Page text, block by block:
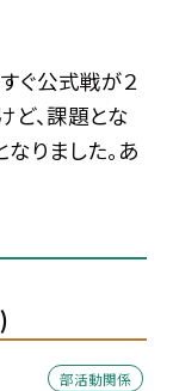
ぐ公式戦が２
ど、課題とな
りました。あ
部活動関係